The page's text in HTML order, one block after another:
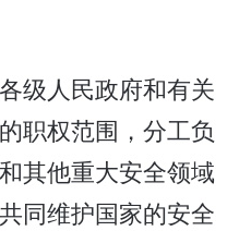
级人民政府和有关
职权范围，分工负
其他重大安全领域
同维护国家的安全